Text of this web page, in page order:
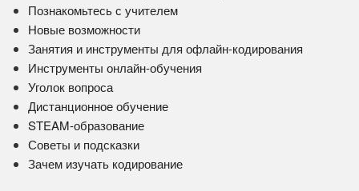
Познакомьтесь с учителем
Новые возможности
Занятия и инструменты для офлайн-кодирования
Инструменты онлайн-обучения
Уголок вопроса
Дистанционное обучение
STEAM-образование
Советы и подсказки
Зачем изучать кодирование